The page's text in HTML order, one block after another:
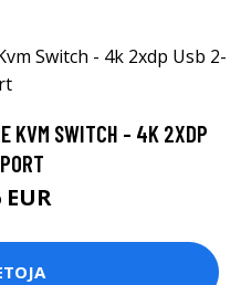
KVM SWITCH - 4K 2XDP
EUR